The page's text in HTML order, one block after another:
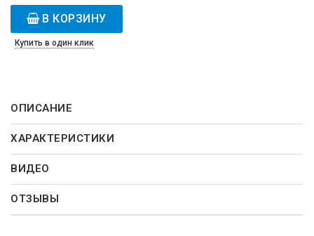
В КОРЗИНУ
Купить в один клик
ОПИСАНИЕ
ХАРАКТЕРИСТИКИ
ВИДЕО
ОТЗЫВЫ